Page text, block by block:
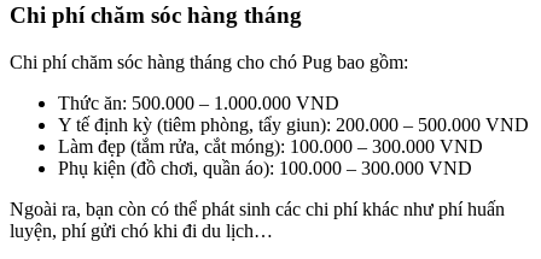
Chi phí chăm sóc hàng tháng
Chi phí chăm sóc hàng tháng cho chó Pug bao gồm:
Thức ăn: 500.000 – 1.000.000 VND
Y tế định kỳ (tiêm phòng, tẩy giun): 200.000 – 500.000 VND
Làm đẹp (tắm rửa, cắt móng): 100.000 – 300.000 VND
Phụ kiện (đồ chơi, quần áo): 100.000 – 300.000 VND
Ngoài ra, bạn còn có thể phát sinh các chi phí khác như phí huấn
luyện, phí gửi chó khi đi du lịch…